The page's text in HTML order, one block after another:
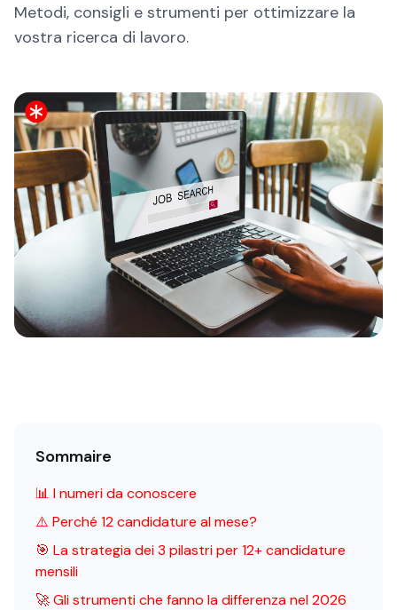
Metodi, consigli e strumenti per ottimizzare la
vostra ricerca di lavoro.
Sommaire
📊 I numeri da conoscere
⚠️ Perché 12 candidature al mese?
🎯 La strategia dei 3 pilastri per 12+ candidature
mensili
🚀 Gli strumenti che fanno la differenza nel 2026